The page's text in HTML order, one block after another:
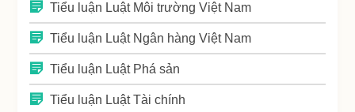
Tiểu luận Luật Môi trường Việt Nam
Tiểu luận Luật Ngân hàng Việt Nam
Tiểu luận Luật Phá sản
Tiểu luận Luật Tài chính